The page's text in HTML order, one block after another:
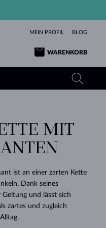
MEIN PROFIL BLOG
WARENKORB
MIT
ist an einer zarten Kette
Dank seines
und lässt sich
zartes und zugleich